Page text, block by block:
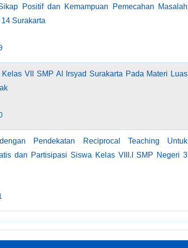
Positif dan Kemampuan Pemecahan Masalah
Surakarta
VII SMP Al Irsyad Surakarta Pada Materi Luas
Pendekatan Reciprocal Teaching Untuk
dan Partisipasi Siswa Kelas VIII.I SMP Negeri 3